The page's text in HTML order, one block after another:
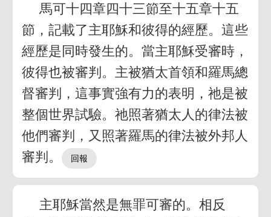
馬可十四章四十三節至十五章十五
節，記載了主耶穌和彼得的經歷。這些
經歷是同時發生的。當主耶穌受審時，
彼得也被審判。主被猶太首領和羅馬總
督審判，這事實強有力的表明，祂是被
整個世界試驗。祂照著猶太人的律法被
他們審判，又照著羅馬的律法被外邦人
審判。
主耶穌當然是無罪可審的。相反